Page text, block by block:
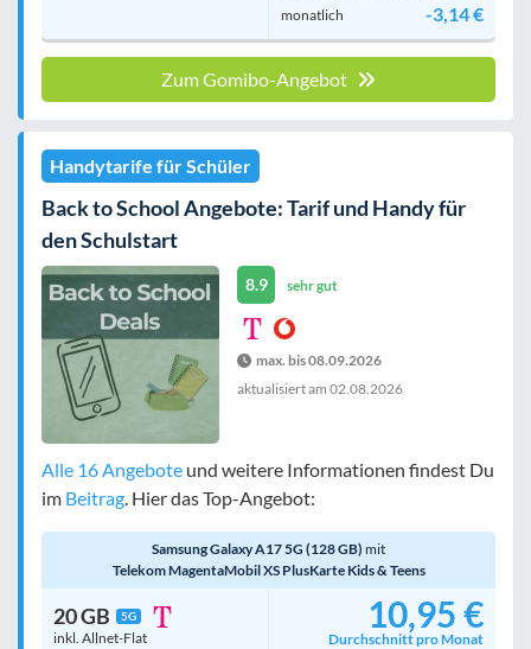
monatlich
-3,14 €
Zum Gomibo-Angebot
Handytarife für Schüler
Back to School Angebote: Tarif und Handy für
den Schulstart
8.9 sehr gut
max. bis 08.09.2026
aktualisiert am 02.08.2026
Alle 16 Angebote und weitere Informationen findest Du
im Beitrag . Hier das Top-Angebot:
Samsung Galaxy A17 5G (128 GB) mit
Telekom MagentaMobil XS PlusKarte Kids & Teens
20 GB 5G
inkl. Allnet-Flat
10,95 €
Durchschnitt pro Monat